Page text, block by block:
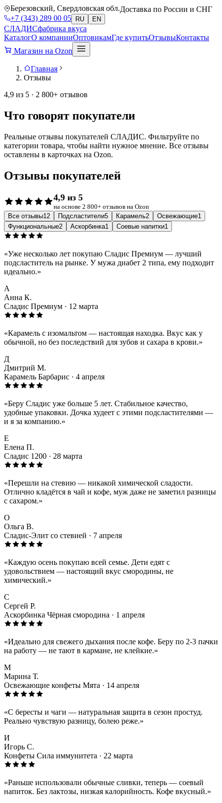
Березовский, Свердловская обл.Доставка по России и СНГ
+7 (343) 289 00 05
RU EN
СЛАДИСфабрика вкуса
КаталогО компанииОптовикамГде купитьОтзывыКонтакты
Магазин на Ozon
Главная
Отзывы
4,9 из 5 · 2 800+ отзывов
Что говорят покупатели
Реальные отзывы покупателей СЛАДИС. Фильтруйте по
категории товара, чтобы найти нужное мнение. Все отзывы
оставлены в карточках на Ozon.
Отзывы покупателей
4,9 из 5
на основе 2 800+ отзывов на Ozon
Все отзывы12 Подсластители5 Карамель2 Освежающие1
Функциональные2 Аскорбинка1 Соевые напитки1
«Уже несколько лет покупаю Сладис Премиум — лучший
подсластитель на рынке. У мужа диабет 2 типа, ему подходит
идеально.»
А
Анна К.
Сладис Премиум · 12 марта
«Карамель с изомальтом — настоящая находка. Вкус как у
обычной, но без последствий для зубов и сахара в крови.»
Д
Дмитрий М.
Карамель Барбарис · 4 апреля
«Беру Сладис уже больше 5 лет. Стабильное качество,
удобные упаковки. Дочка худеет с этими подсластителями —
и я за компанию.»
Е
Елена П.
Сладис 1200 · 28 марта
«Перешли на стевию — никакой химической сладости.
Отлично кладётся в чай и кофе, муж даже не заметил разницы
с сахаром.»
О
Ольга В.
Сладис-Элит со стевией · 7 апреля
«Каждую осень покупаю всей семье. Дети едят с
удовольствием — настоящий вкус смородины, не
химический.»
С
Сергей Р.
Аскорбинка Чёрная смородина · 1 апреля
«Идеально для свежего дыхания после кофе. Беру по 2-3 пачки
на работу — не тают в кармане, не клейкие.»
М
Марина Т.
Освежающие конфеты Мята · 14 апреля
«С бересты и чаги — натуральная защита в сезон простуд.
Реально чувствую разницу, болею реже.»
И
Игорь С.
Конфеты Сила иммунитета · 22 марта
«Раньше использовали обычные сливки, теперь — соевый
напиток. Без лактозы, низкая калорийность. Кофе вкусный.»